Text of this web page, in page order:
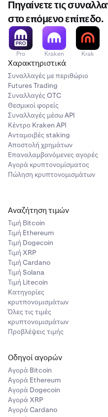
Πηγαίνετε τις
στο επόμενο επίπεδο.
Pro Kraken Krak
Χαρακτηριστικά
Συναλλαγές με περιθώριο
Futures Trading
Συναλλαγές OTC
Θεσμικοί φορείς
Συναλλαγές μέσω API
Κέντρο Kraken API
Ανταμοιβές staking
Αποστολή χρημάτων
Επαναλαμβανόμενες αγορές
Αγορά κρυπτονομίσματος
Πώληση κρυπτονομισμάτων
Αναζήτηση τιμών
Τιμή Βitcoin
Τιμή Ethereum
Τιμή Dogecoin
Τιμή XRP
Τιμή Cardano
Τιμή Solana
Τιμή Litecoin
Κατηγορίες
κρυτπονομισμάτων
Όλες τις τιμές
κρυπτονομισμάτων
Προβλέψεις τιμής
Οδηγοί αγορών
Αγορά Bitcoin
Αγορά Ethereum
Αγορά Dogecoin
Αγορά XRP
Αγορά Cardano